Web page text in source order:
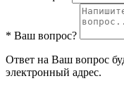
* Ваш вопрос?
Ответ на Ваш вопрос
электронный адрес.